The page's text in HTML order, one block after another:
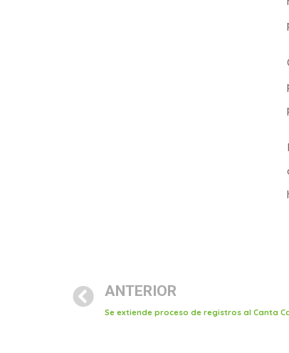
ANTERIOR
Se extiende proceso de registros al Canta